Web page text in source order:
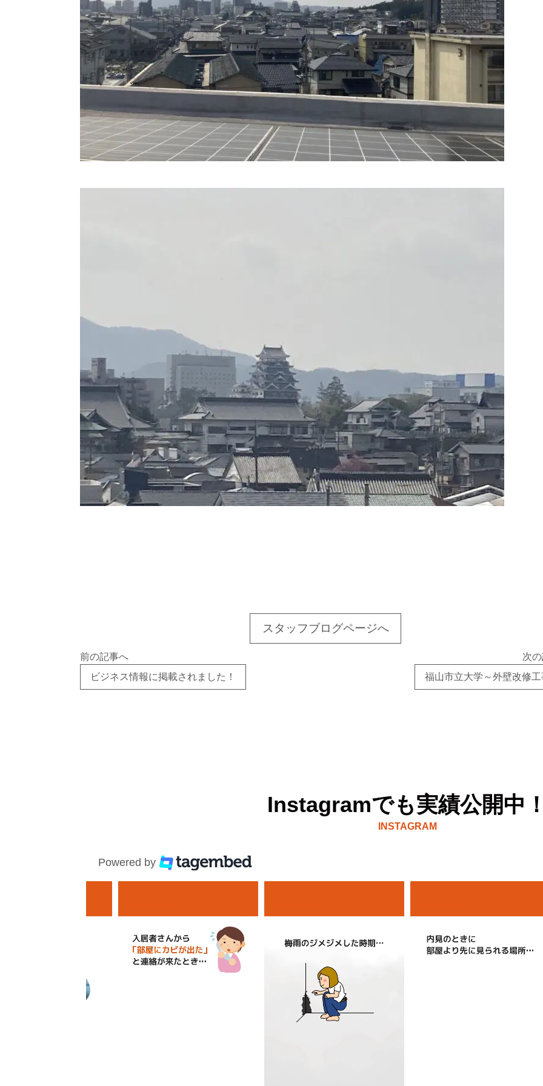
スタッフブログページへ
前の記事へ
ビジネス情報に掲載されました！
次
福山市立大学～外壁改修工
Instagramでも実績公開中！
INSTAGRAM
Powered by